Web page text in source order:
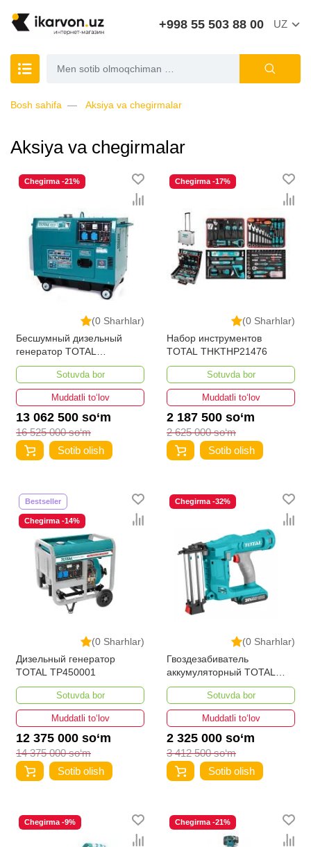
+998 55 503 88 00 UZ
Bosh sahifa Aksiya va chegirmalar
Aksiya va chegirmalar
(0 Sharhlar)
Chegirma -21%
Бесшумный дизельный
генератор TOTAL
TP250001
Sotuvda bor
Muddatli to‘lov
13 062 500 so‘m
16 525 000 so‘m
Sotib olish
(0 Sharhlar)
Chegirma -17%
Набор инструментов
TOTAL THKTHP21476
Sotuvda bor
Muddatli to‘lov
2 187 500 so‘m
2 625 000 so‘m
Sotib olish
(0 Sharhlar)
Bestseller
Chegirma -14%
Дизельный генератор
TOTAL TP450001
Sotuvda bor
Muddatli to‘lov
12 375 000 so‘m
14 375 000 so‘m
Sotib olish
(0 Sharhlar)
Chegirma -32%
Гвоздезабиватель
аккумуляторный TOTAL
TCBNLI2001
Sotuvda bor
Muddatli to‘lov
2 325 000 so‘m
3 412 500 so‘m
Sotib olish
Chegirma -9% Chegirma -21%